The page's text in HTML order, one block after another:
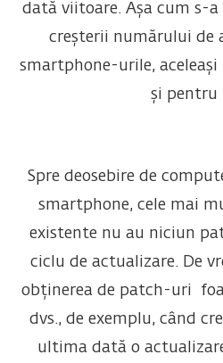
dată viitoare. Așa cum s-
creșterii numărului de
smartphone-urile,
și pentru
Spre deosebire de
smartphone, cele mai
existente nu au niciun
ciclu de actualizare. De
obținerea de patch-uri
dvs., de exemplu, când
ultima dată o